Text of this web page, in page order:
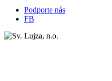
Podporte nás
FB